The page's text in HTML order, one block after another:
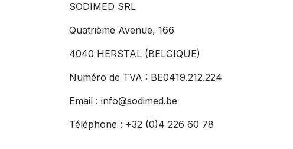
SODIMED SRL
Quatrième Avenue, 166
4040 HERSTAL (BELGIQUE)
Numéro de TVA : BE0419.212.224
Email : info@sodimed.be
Téléphone : +32 (0)4 226 60 78